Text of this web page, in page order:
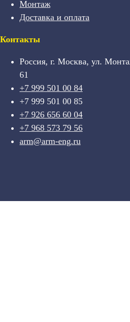
Монтаж
Доставка и оплата
Контакты
Россия, г. Москва, ул.
61
+7 999 501 00 84
+7 999 501 00 85
+7 926 656 60 04
+7 968 573 79 56
arm@arm-eng.ru